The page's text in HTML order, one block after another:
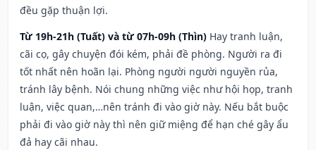
đều gặp thuận lợi.
Từ 19h-21h (Tuất) và từ 07h-09h (Thìn) Hay tranh luận,
cãi cọ, gây chuyện đói kém, phải đề phòng. Người ra đi
tốt nhất nên hoãn lại. Phòng người người nguyền rủa,
tránh lây bệnh. Nói chung những việc như hội họp, tranh
luận, việc quan,…nên tránh đi vào giờ này. Nếu bắt buộc
phải đi vào giờ này thì nên giữ miệng để hạn ché gây ẩu
đả hay cãi nhau.